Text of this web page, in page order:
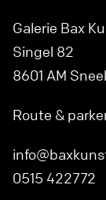
Galerie Bax
Singel 82
8601 AM
Route &
0515 422772